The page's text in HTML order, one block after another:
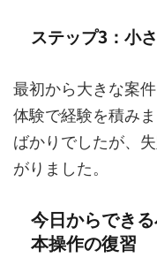
ステップ3：小
最初から大きな案
体験で経験を積み
ばかりでしたが、
がりました。
今日からでき
本操作の復習